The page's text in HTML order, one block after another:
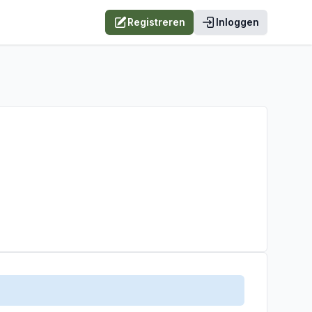
Registreren Inloggen